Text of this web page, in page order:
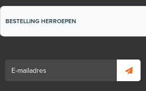
BESTELLING HERROEPEN